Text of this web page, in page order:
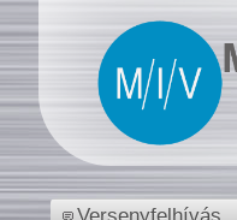
Versenyfelhívás